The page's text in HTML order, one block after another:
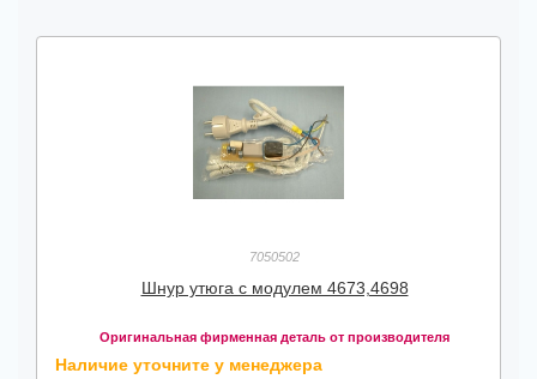
7050502
Шнур утюга с модулем 4673,4698
Оригинальная фирменная деталь от производителя
Наличие уточните у менеджера